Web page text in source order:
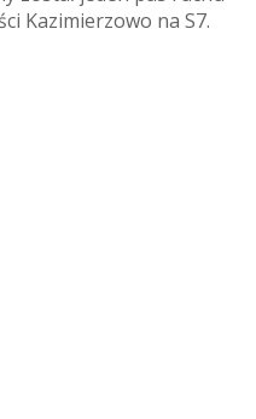
Kazimierzowo na S7.